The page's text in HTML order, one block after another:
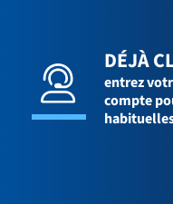
DÉJÀ
entrez
compte